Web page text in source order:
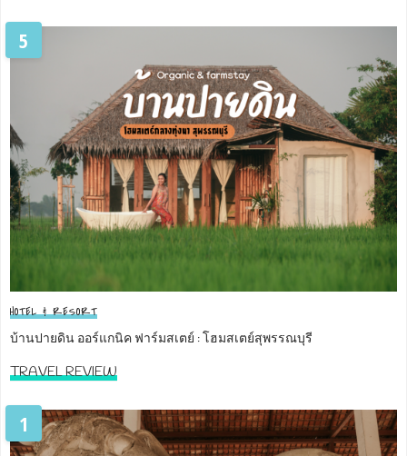
5
HOTEL & RESORT
บ้านปายดิน ออร์แกนิค ฟาร์มสเตย์ : โฮมสเตย์สุพรรณบุรี
TRAVEL REVIEW
1